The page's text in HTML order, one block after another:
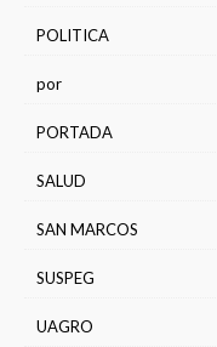
POLITICA
por
PORTADA
SALUD
SAN MARCOS
SUSPEG
UAGRO